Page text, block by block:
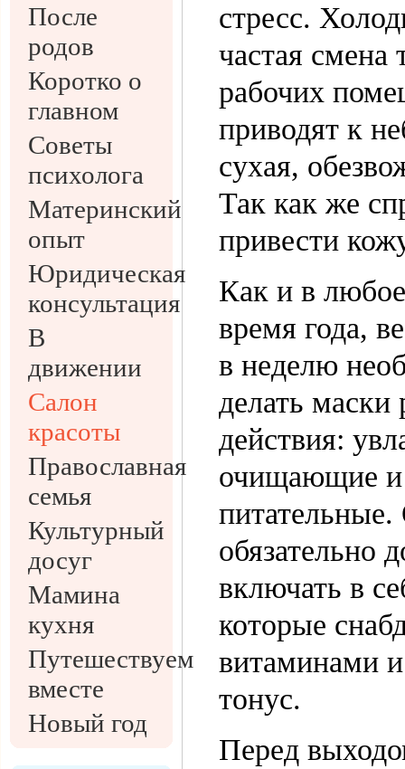
После
родов
Коротко о
главном
Советы
психолога
Материнский
опыт
Юридическая
консультация
В
движении
Салон
красоты
Православная
семья
Культурный
досуг
Мамина
кухня
Путешествуем
вместе
Новый год
стресс.
частая
рабочих
приводят к
сухая,
Так как же
привести
Как и в
время года,
в неделю
делать маски
действия:
очищающие и
обязательно
включать в
которые
витаминами
тонус.
Перед